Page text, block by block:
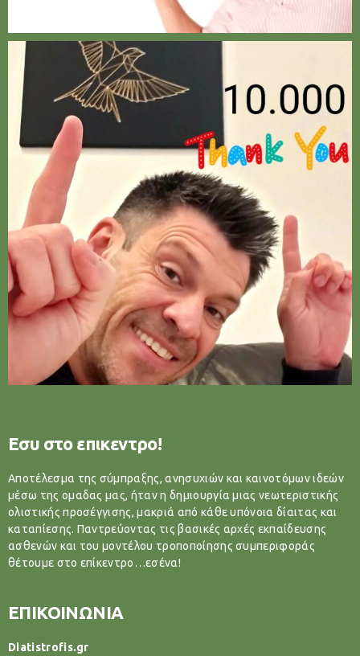
Εσυ στο επικεντρο!
Αποτέλεσμα της σύμπραξης, ανησυχιών και καινοτόμων ιδεών
μέσω της ομαδας μας, ήταν η δημιουργία μιας νεωτεριστικής
ολιστικής προσέγγισης, μακριά από κάθε υπόνοια δίαιτας και
καταπίεσης. Παντρεύοντας τις βασικές αρχές εκπαίδευσης
ασθενών και του μοντέλου τροποποίησης συμπεριφοράς
θέτουμε στο επίκεντρο…εσένα!
ΕΠΙΚΟΙΝΩΝΙΑ
Diatistrofis.gr